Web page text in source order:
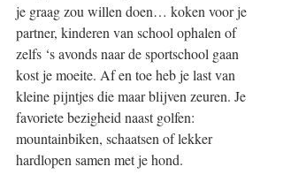
je graag zou willen doen… koken voor je
partner, kinderen van school ophalen of
zelfs ‘s avonds naar de sportschool gaan
kost je moeite. Af en toe heb je last van
kleine pijntjes die maar blijven zeuren. Je
favoriete bezigheid naast golfen:
mountainbiken, schaatsen of lekker
hardlopen samen met je hond.